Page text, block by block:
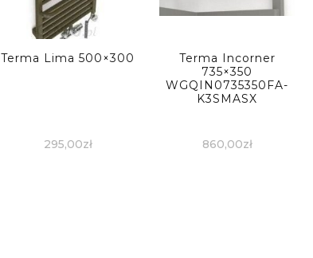
Terma Lima 500×300
295,00zł
Terma Incorner
735×350
WGQIN0735350FA-
K3SMASX
860,00zł